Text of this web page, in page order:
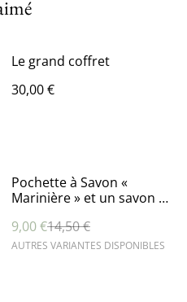
Le grand coffret
30,00 €
%
Pochette à Savon «
Marinière » et un savon au
9,00 €14,50 €
AUTRES VARIANTES DISPONIBLES